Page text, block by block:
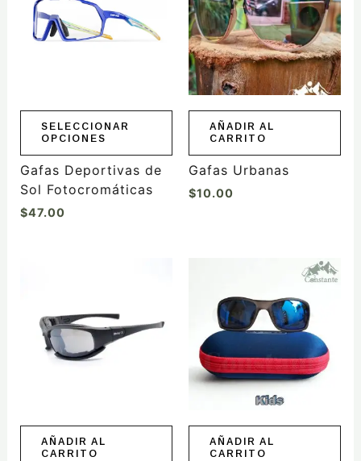
SELECCIONAR
OPCIONES
múltiples
variantes.
elegir
la
página
producto
Gafas Deportivas de
Sol Fotocromáticas
$47.00
AÑADIR AL
CARRITO
Gafas Urbanas
$10.00
AÑADIR AL
CARRITO
AÑADIR AL
CARRITO